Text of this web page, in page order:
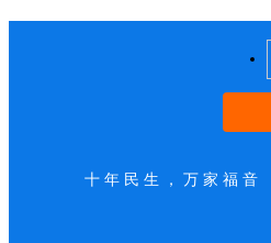
十年民生，万家福音